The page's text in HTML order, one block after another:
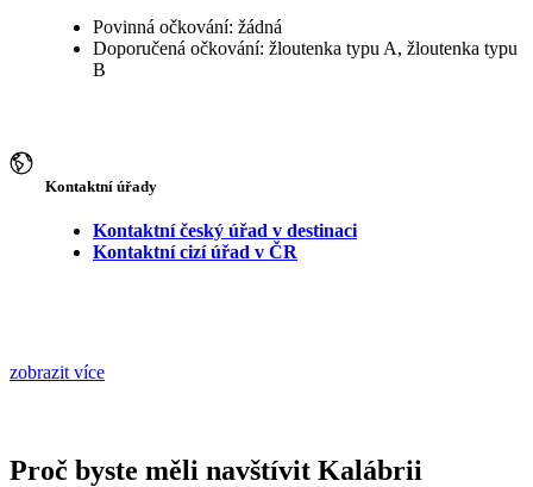
Povinná očkování: žádná
Doporučená očkování: žloutenka typu A, žloutenka typu
B
Kontaktní úřady
Kontaktní český úřad v destinaci
Kontaktní cizí úřad v ČR
zobrazit více
Proč byste měli navštívit Kalábrii